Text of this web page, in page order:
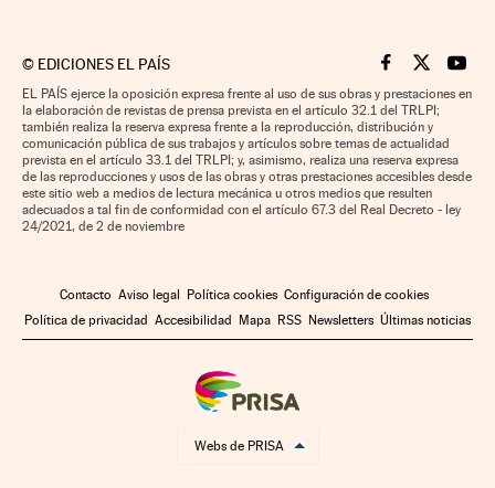
© EDICIONES EL PAÍS Cinco Días en
Cinco Días
Cinco
EL PAÍS ejerce la oposición expresa frente al uso de sus obras y prestaciones en
la elaboración de revistas de prensa prevista en el artículo 32.1 del TRLPI;
también realiza la reserva expresa frente a la reproducción, distribución y
comunicación pública de sus trabajos y artículos sobre temas de actualidad
prevista en el artículo 33.1 del TRLPI; y, asimismo, realiza una reserva expresa
de las reproducciones y usos de las obras y otras prestaciones accesibles desde
este sitio web a medios de lectura mecánica u otros medios que resulten
adecuados a tal fin de conformidad con el artículo 67.3 del Real Decreto - ley
24/2021, de 2 de noviembre
Contacto Aviso legal Política cookies Configuración de cookies
Política de privacidad Accesibilidad Mapa RSS Newsletters Últimas noticias
Webs de PRISA